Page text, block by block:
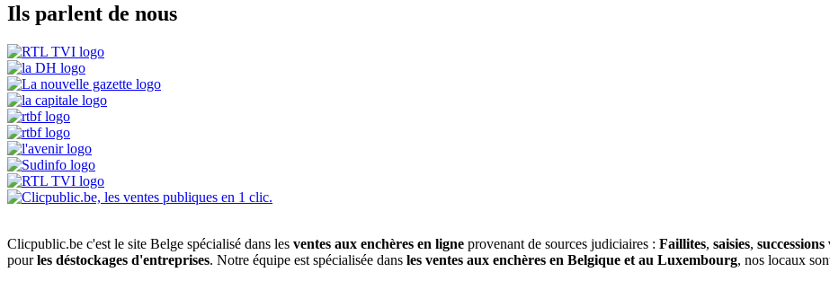
Ils parlent de nous
Clicpublic.be c'est le site Belge spécialisé dans les ventes aux enchères en ligne provenant de sources judiciaires : Faillites, saisies, successions
pourles déstockages d'entreprises. Notre équipe est spécialisée dans les ventes aux enchères en Belgique et au Luxembourg, nos locaux